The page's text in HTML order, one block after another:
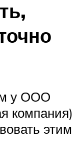
у ООО
компания)
этим